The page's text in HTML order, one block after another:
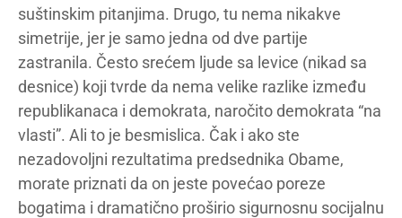
suštinskim pitanjima. Drugo, tu nema nikakve
simetrije, jer je samo jedna od dve partije
zastranila. Često srećem ljude sa levice (nikad sa
desnice) koji tvrde da nema velike razlike između
republikanaca i demokrata, naročito demokrata “na
vlasti”. Ali to je besmislica. Čak i ako ste
nezadovoljni rezultatima predsednika Obame,
morate priznati da on jeste povećao poreze
bogatima i dramatično proširio sigurnosnu socijalnu